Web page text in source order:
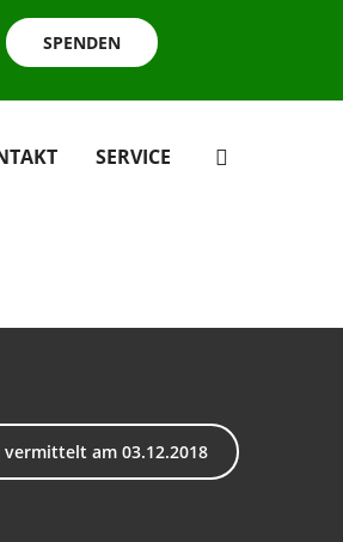
SPENDEN
SERVICE
vermittelt am 03.12.2018